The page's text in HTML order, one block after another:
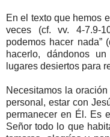
En el texto que hemos
veces (cf. vv. 4-7.9-
podemos hacer nada”
hacerlo, dándonos
lugares desiertos para
Necesitamos la
personal, estar con
permanecer en Él. Es
Señor todo lo que